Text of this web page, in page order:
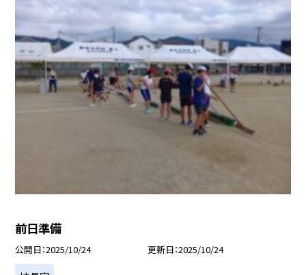
前日準備
公開日 2025/10/24 更新日 2025/10/24